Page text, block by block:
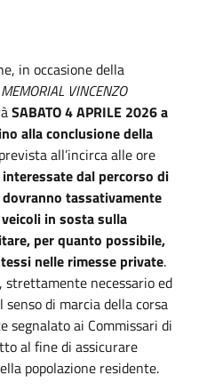
in occasione della
VINCENZO
SABATO 4 APRILE 2026 a
allaconclusione della
all’incirca alle ore
dal percorso di
tassativamente
in sosta sulla
per quanto possibile,
nelle rimesse private.
necessario ed
di marcia della corsa
segnalato ai Commissari di
al fine di assicurare
popolazione residente.